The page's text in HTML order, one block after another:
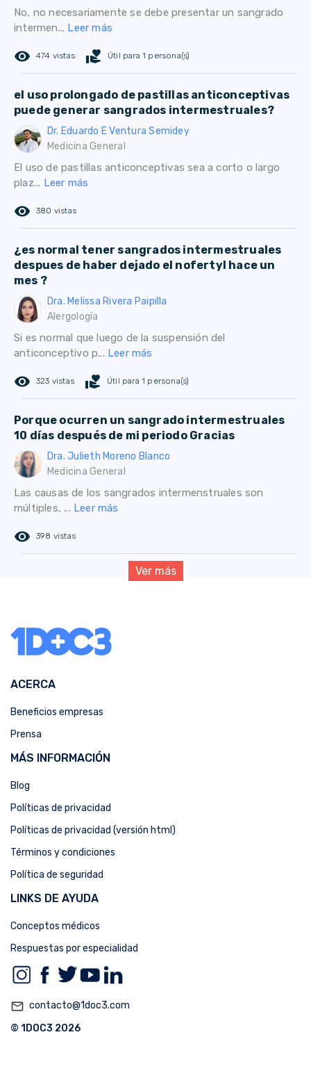
No, no necesariamente se debe presentar un sangrado
intermen... Leer más
remove_red_eye 474 vistas volunteer_activism Útil para 1 persona(s)
el uso prolongado de pastillas anticonceptivas
puede generar sangrados intermestruales?
Dr. Eduardo E Ventura Semidey
Medicina General
El uso de pastillas anticonceptivas sea a corto o largo
plaz... Leer más
remove_red_eye 380 vistas
¿es normal tener sangrados intermestruales
despues de haber dejado el nofertyl hace un
mes ?
Dra. Melissa Rivera Paipilla
Alergología
Si es normal que luego de la suspensión del
anticonceptivo p... Leer más
remove_red_eye 323 vistas volunteer_activism Útil para 1 persona(s)
Porque ocurren un sangrado intermestruales
10 días después de mi periodo Gracias
Dra. Julieth Moreno Blanco
Medicina General
Las causas de los sangrados intermenstruales son
múltiples, ... Leer más
remove_red_eye 398 vistas
Ver más
ACERCA
Beneficios empresas
Prensa
MÁS INFORMACIÓN
Blog
Políticas de privacidad
Políticas de privacidad (versión html)
Términos y condiciones
Política de seguridad
LINKS DE AYUDA
Conceptos médicos
Respuestas por especialidad
mail_outline contacto@1doc3.com
© 1DOC3 2026